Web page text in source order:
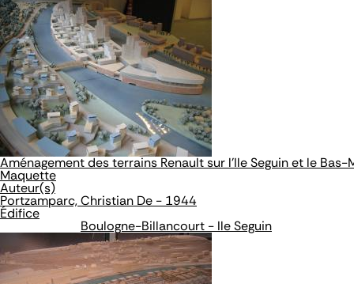
Aménagement des terrains Renault sur l'Ile Seguin et le Bas-
Maquette
Auteur(s)
Portzamparc, Christian De - 1944
Édifice
Boulogne-Billancourt - Ile Seguin